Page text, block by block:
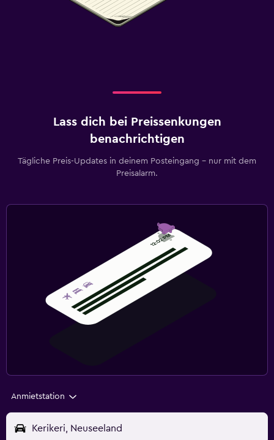
Lass dich bei Preissenkungen
benachrichtigen
Tägliche Preis-Updates in deinem Posteingang – nur mit dem
Preisalarm.
Anmietstation
Kerikeri, Neuseeland